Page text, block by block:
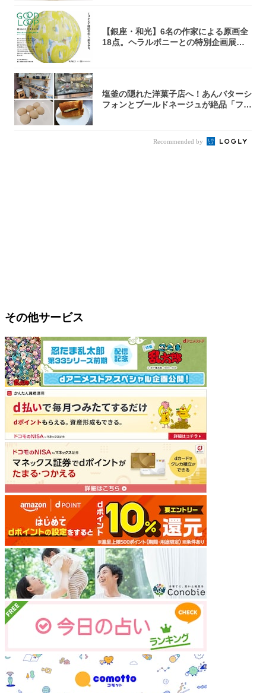
【銀座・和光】6名の作家による原画全
18点。ヘラルボニーとの特別企画展「G
塩釜の隠れた洋菓子店へ！あんバターシ
フォンとブールドネージュが絶品「フー
Recommended by
その他サービス